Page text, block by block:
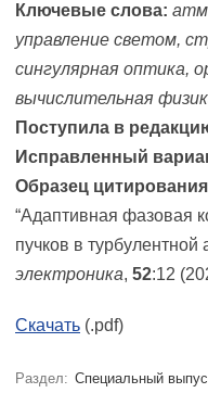
Ключевые слова:
управление светом,
сингулярная оптика,
вычислительная
Поступила в
Исправленный
Образец
“Адаптивная фазовая
пучков в турбулентной
электроника, 52:12
Скачать (.pdf)
Раздел: Специальный